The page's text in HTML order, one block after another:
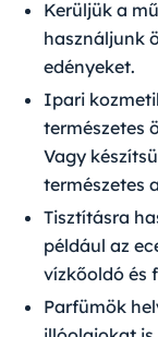
Kerüljük a
használjunk
edényeket.
Ipari
természetes
Vagy
természetes
Tisztításra
például az
vízkőoldó és
Parfümök